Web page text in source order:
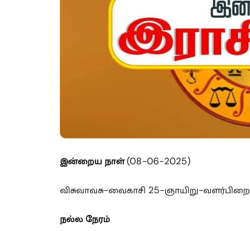
இன்றைய நாள்(08-06-2025)
விசுவாவசு-வைகாசி 25-ஞாயிறு-வளர்பிறை
நல்ல நேரம்